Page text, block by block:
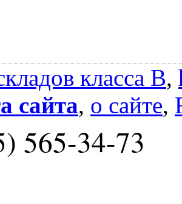
класса B,
сайта, о сайте,
565-34-73